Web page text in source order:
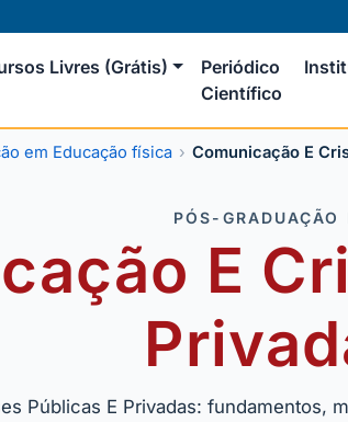
Livres (Grátis)
Periódico
Científico
em Educação física Comunicação E
PÓS-GRADUAÇÃO
E
Públicas E Privadas: fundamentos,